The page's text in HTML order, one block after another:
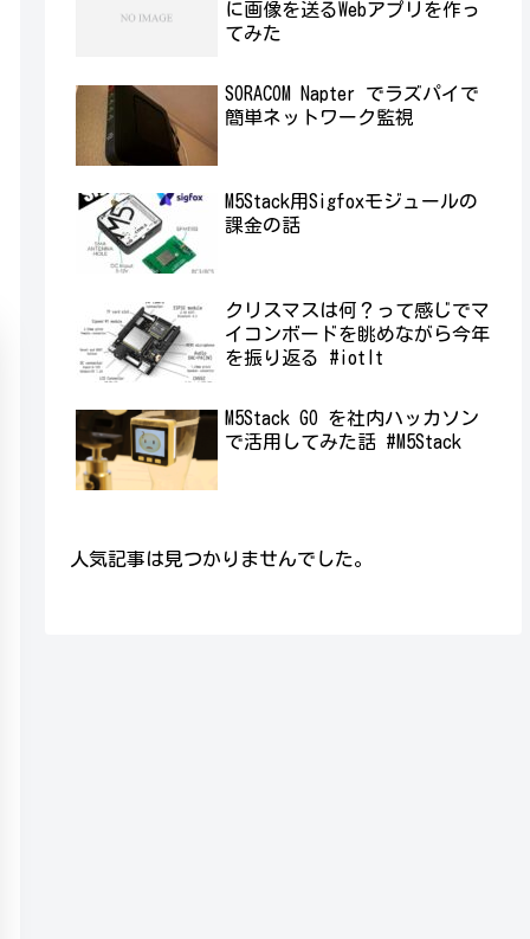
に画像を送るWebアプリを作っ
てみた
SORACOM Napter でラズパイで
簡単ネットワーク監視
M5Stack用Sigfoxモジュールの
課金の話
クリスマスは何？って感じでマ
イコンボードを眺めながら今年
を振り返る #iotlt
M5Stack GO を社内ハッカソン
で活用してみた話 #M5Stack
人気記事は見つかりませんでした。